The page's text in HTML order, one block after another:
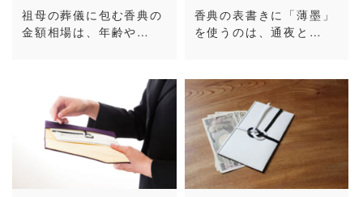
祖母の葬儀に包む香典の
金額相場は、年齢や…
香典の表書きに「薄墨」
を使うのは、通夜と…